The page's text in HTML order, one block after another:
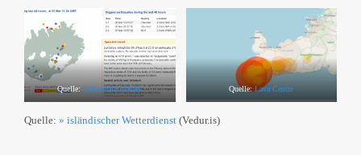
Quelle:Veðurstofa Íslands Quelle:Lava Centre
Quelle: » isländischer Wetterdienst (Vedur.is)